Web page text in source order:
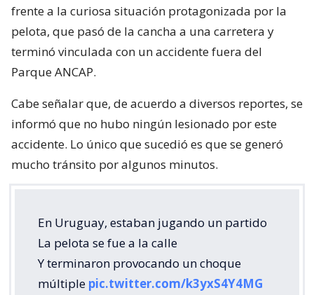
frente a la curiosa situación protagonizada por la
pelota, que pasó de la cancha a una carretera y
terminó vinculada con un accidente fuera del
Parque ANCAP.
Cabe señalar que, de acuerdo a diversos reportes, se
informó que no hubo ningún lesionado por este
accidente. Lo único que sucedió es que se generó
mucho tránsito por algunos minutos.
En Uruguay, estaban jugando un partido
La pelota se fue a la calle
Y terminaron provocando un choque
múltiple pic.twitter.com/k3yxS4Y4MG